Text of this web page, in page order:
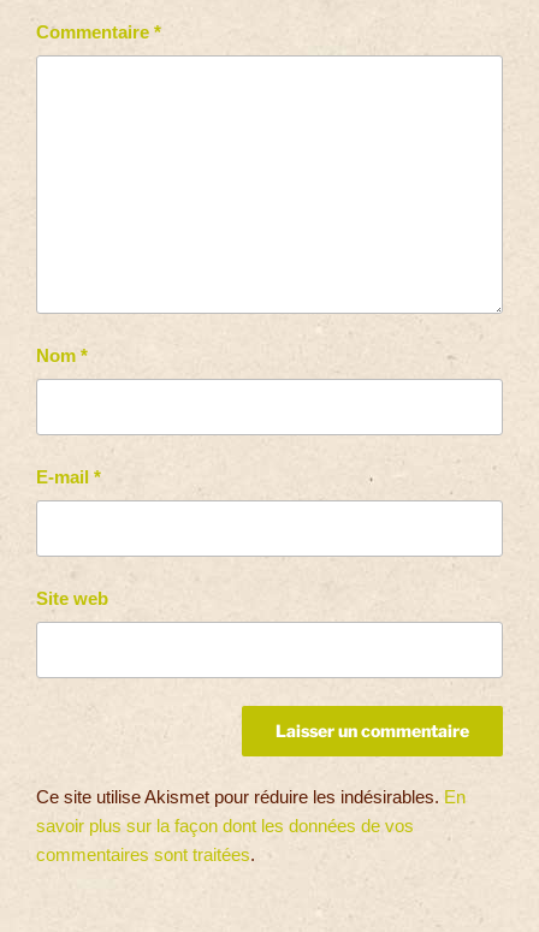
Commentaire *
Nom *
E-mail *
Site web
Ce site utilise Akismet pour réduire les indésirables. En
savoir plus sur la façon dont les données de vos
commentaires sont traitées.